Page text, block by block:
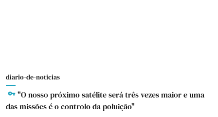
diario-de-noticias
"O nosso próximo satélite será três vezes maior e uma
das missões é o controlo da poluição"